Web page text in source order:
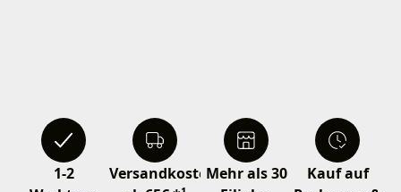
1-2
VersandkostenfreiMehr als 30
Kauf auf